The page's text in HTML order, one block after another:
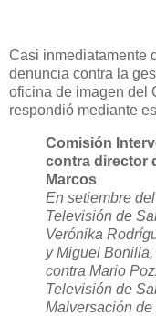
Casi inmediatamente
denuncia contra la
oficina de imagen del
respondió mediante
Comisión
contra director
Marcos
En setiembre
Televisión de
Verónika
y Miguel
contra Mario
Televisión de
Malversación